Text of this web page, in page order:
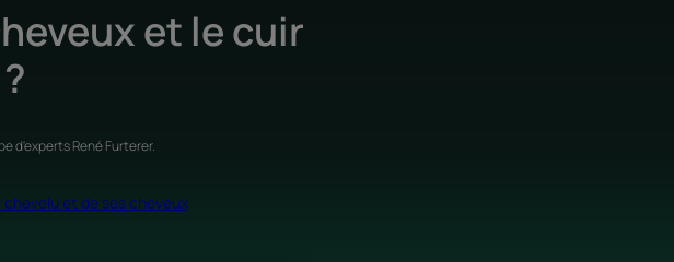
et le cuir
d'experts René Furterer.
et de ses cheveux